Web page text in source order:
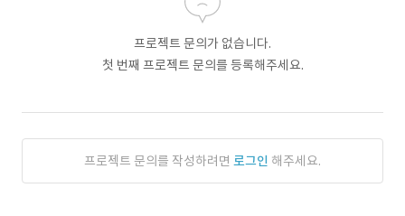
프로젝트 문의가 없습니다.
첫 번째 프로젝트 문의를 등록해주세요.
프로젝트 문의를 작성하려면 로그인 해주세요.